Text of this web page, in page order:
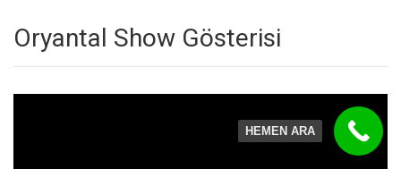
Oryantal Show Gösterisi
HEMEN ARA